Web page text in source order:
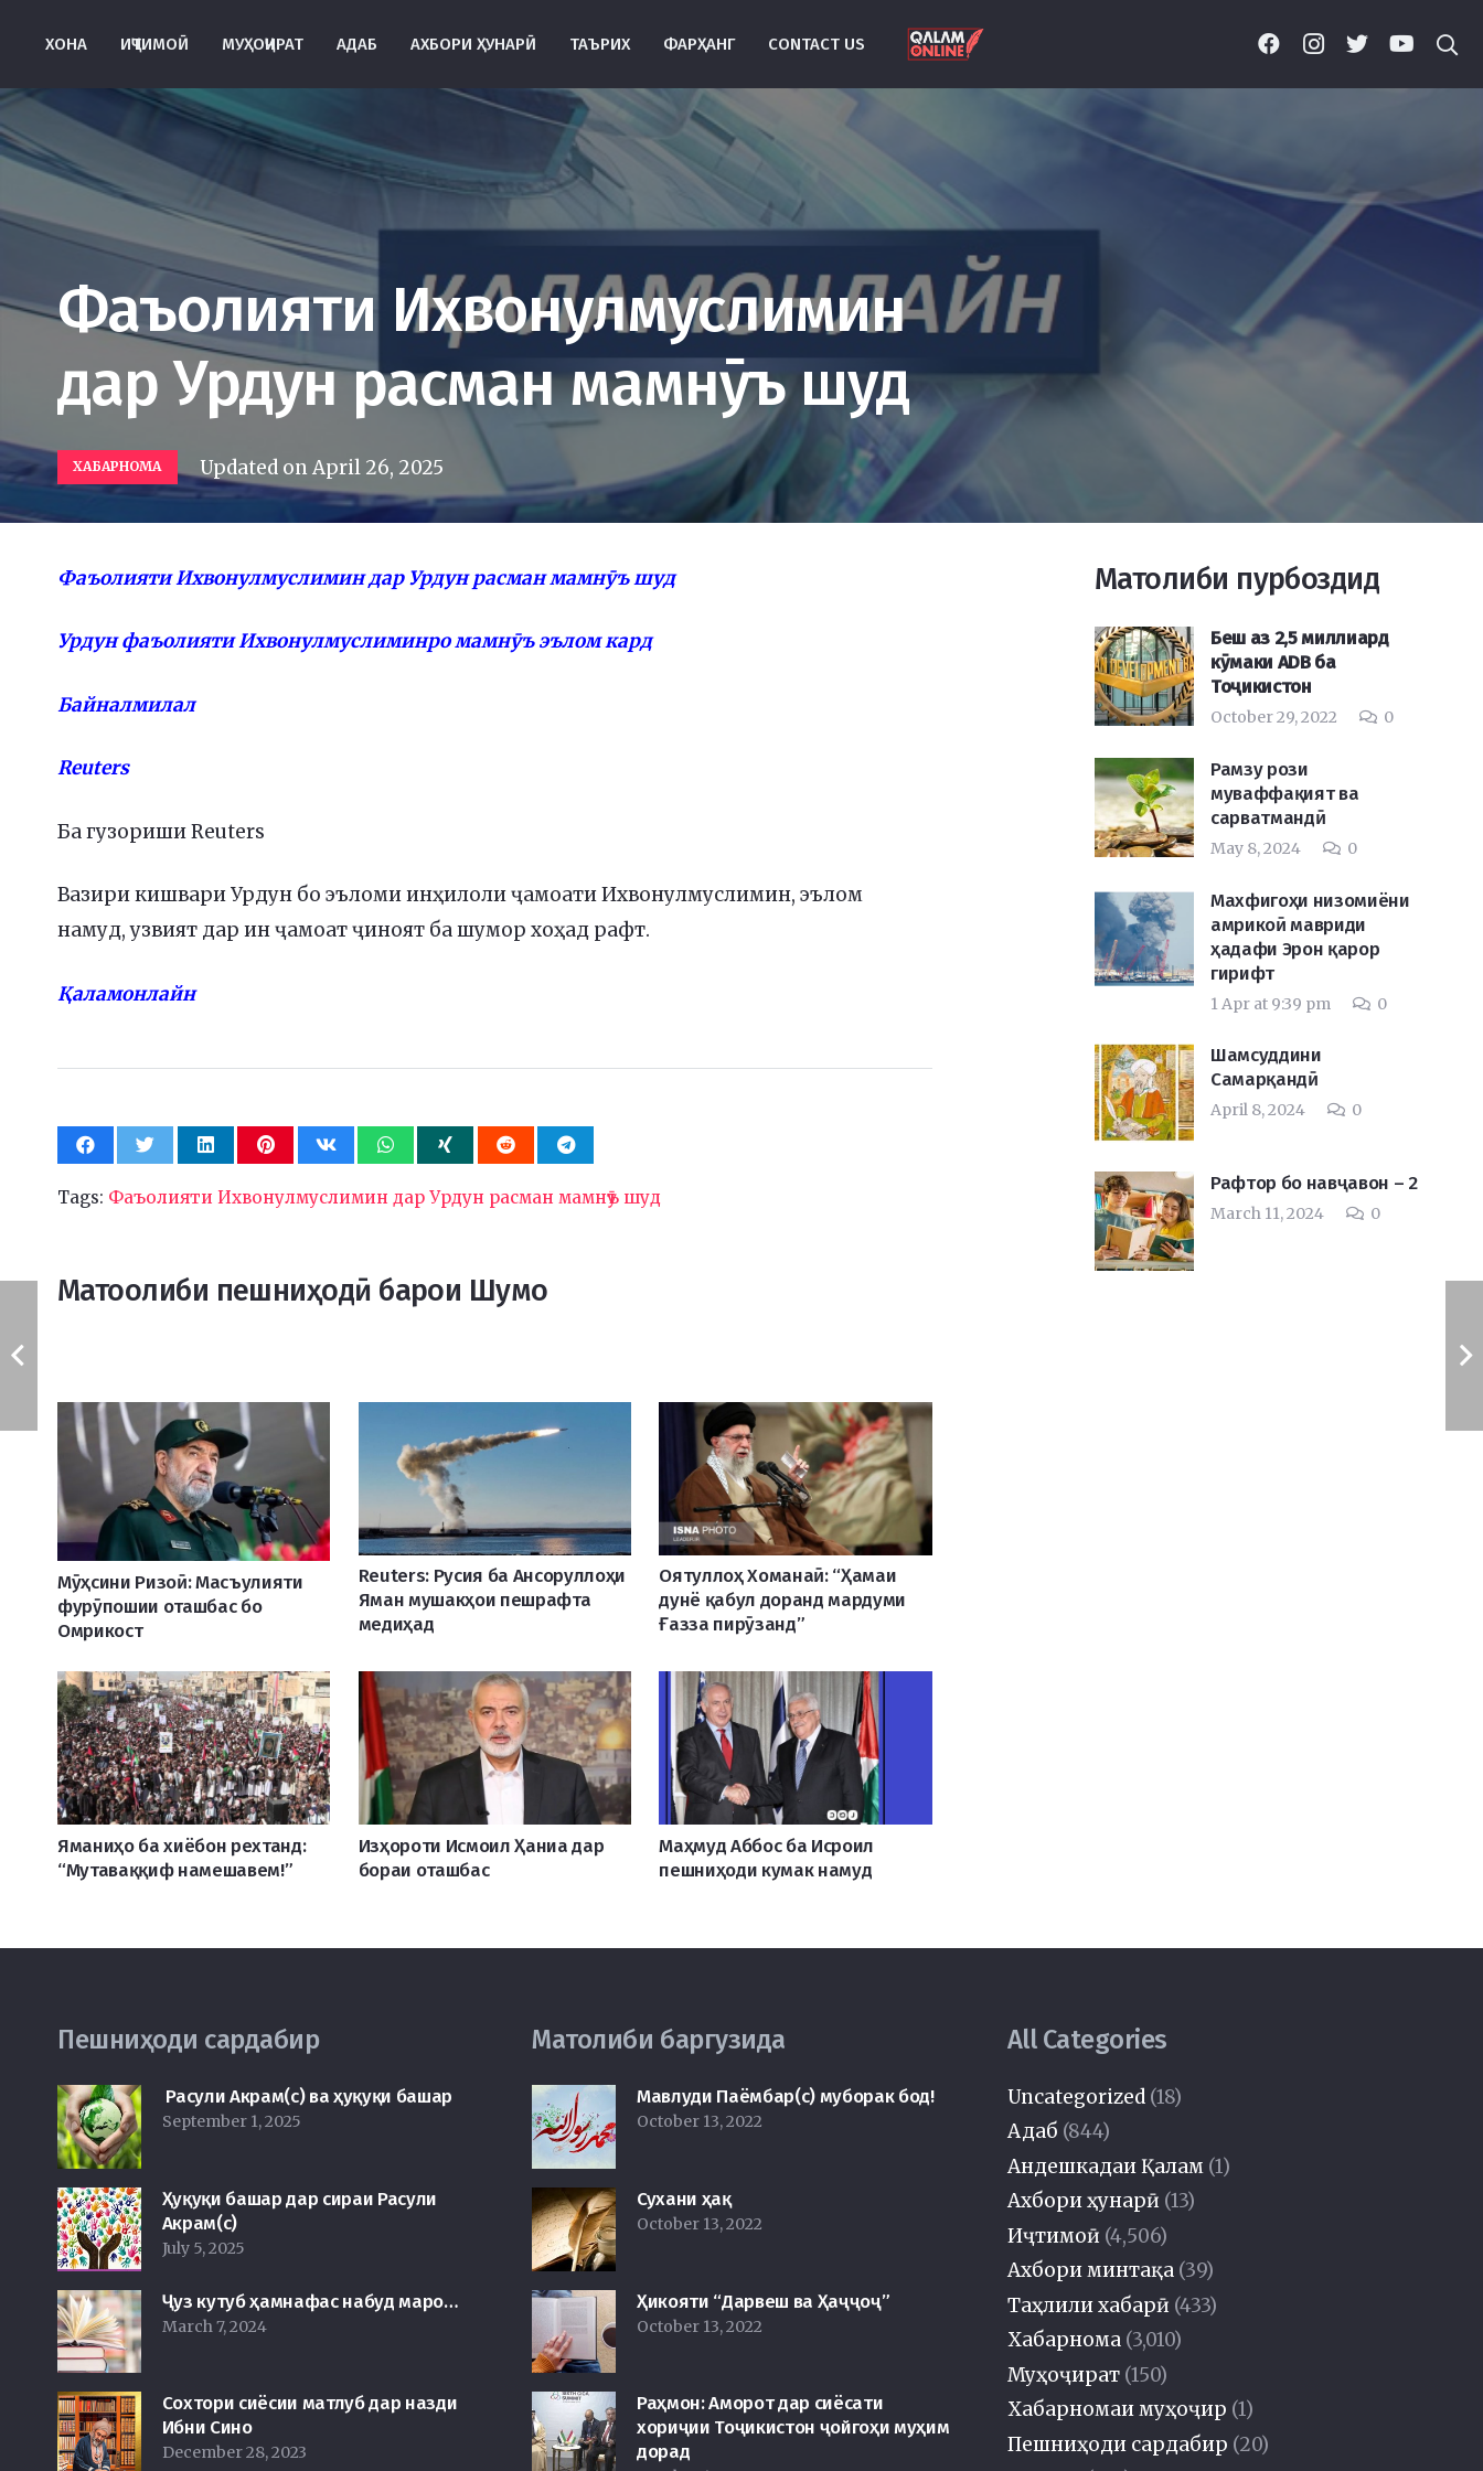
ХОНА ИҶТИМОӢ МУҲОҶИРАТ АДАБ АХБОРИ ҲУНАРӢ ТАЪРИХ ФАРҲАНГ CONTACT US
Фаъолияти Ихвонулмуслимин
дар Урдун расман мамнӯъ шуд
ХАБАРНОМА Updated on April 26, 2025
Фаъолияти Ихвонулмуслимин дар Урдун расман мамнӯъ шуд
Урдун фаъолияти Ихвонулмуслиминро мамнӯъ эълом кард
Байналмилал
Reuters
Ба гузориши Reuters
Вазири кишвари Урдун бо эъломи инҳилоли ҷамоати Ихвонулмуслимин, эълом
намуд, узвият дар ин ҷамоат ҷиноят ба шумор хоҳад рафт.
Қаламонлайн
Tags: Фаъолияти Ихвонулмуслимин дар Урдун расман мамнӯъ шуд
Матоолиби пешниҳодӣ барои Шумо
Мӯҳсини Ризоӣ: Масъулияти
фурӯпошии оташбас бо
Омрикост
Reuters: Русия ба Ансоруллоҳи
Яман мушакҳои пешрафта
медиҳад
Оятуллоҳ Хоманаӣ: “Ҳамаи
дунё қабул доранд мардуми
Ғазза пирӯзанд”
Яманиҳо ба хиёбон рехтанд:
“Мутаваққиф намешавем!”
Изҳороти Исмоил Ҳаниа дар
бораи оташбас
Маҳмуд Аббос ба Исроил
пешниҳоди кумак намуд
Матолиби пурбоздид
Беш аз 2,5 миллиард
кӯмаки ADB ба
Тоҷикистон
October 29, 2022 0
Рамзу рози
муваффақият ва
сарватмандӣ
May 8, 2024 0
Махфигоҳи низомиёни
амрикоӣ мавриди
ҳадафи Эрон қарор
гирифт
1 Apr at 9:39 pm 0
Шамсуддини
Самарқандӣ
April 8, 2024 0
Рафтор бо навҷавон – 2
March 11, 2024 0
Пешниҳоди сардабир
Расули Акрам(с) ва ҳуқуқи башар
September 1, 2025
Ҳуқуқи башар дар сираи Расули
Акрам(с)
July 5, 2025
Ҷуз кутуб ҳамнафас набуд маро…
March 7, 2024
Сохтори сиёсии матлуб дар назди
Ибни Сино
December 28, 2023
Матолиби баргузида
Мавлуди Паёмбар(с) муборак бод!
October 13, 2022
Сухани ҳақ
October 13, 2022
Ҳикояти “Дарвеш ва Ҳаҷҷоҷ”
October 13, 2022
Раҳмон: Аморот дар сиёсати
хориҷии Тоҷикистон ҷойгоҳи муҳим
дорад
All Categories
Uncategorized(18)
Адаб (844)
Андешкадаи Қалам(1)
Ахбори ҳунарӣ (13)
Иҷтимоӣ (4,506)
Ахбори минтақа(39)
Таҳлили хабарӣ (433)
Хабарнома(3,010)
Муҳоҷират(150)
Хабарномаи муҳоҷир (1)
Пешниҳоди сардабир (20)